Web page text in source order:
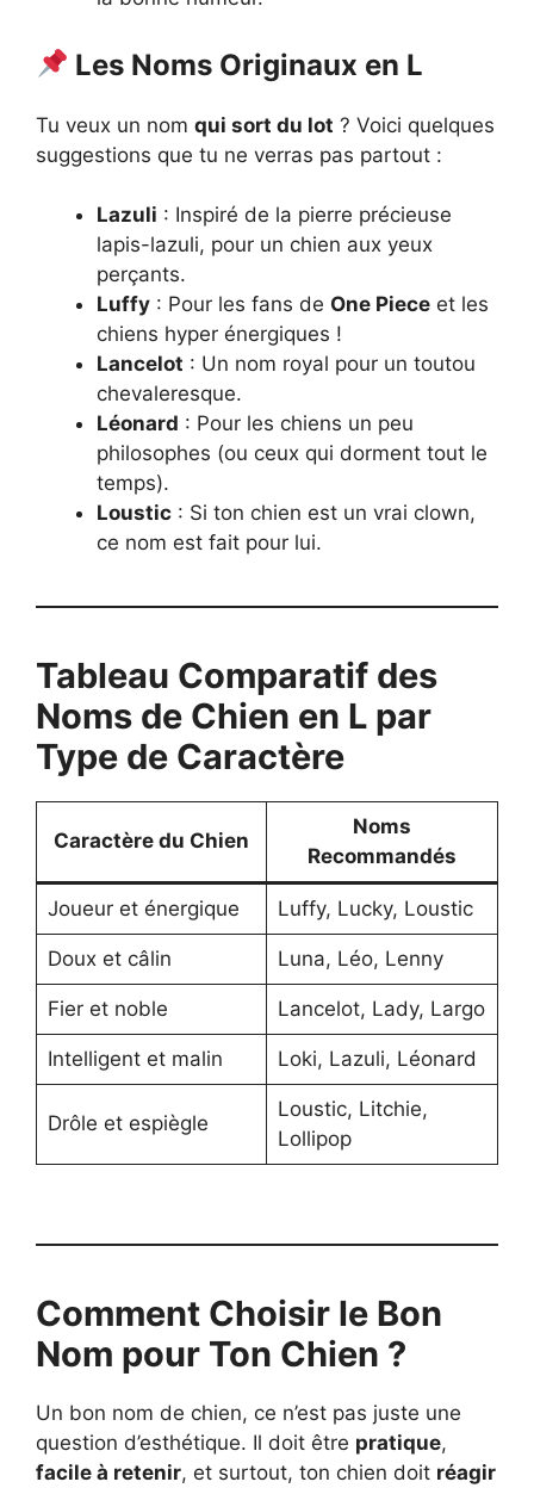
Les Noms Originaux en L
Tu veux un nom qui sort du lot ? Voici quelques
suggestions que tu ne verras pas partout :
Lazuli : Inspiré de la pierre précieuse
lapis-lazuli, pour un chien aux yeux
perçants.
Luffy : Pour les fans de One Piece et les
chiens hyper énergiques !
Lancelot : Un nom royal pour un toutou
chevaleresque.
Léonard : Pour les chiens un peu
philosophes (ou ceux qui dorment tout le
temps).
Loustic : Si ton chien est un vrai clown,
ce nom est fait pour lui.
Tableau Comparatif des
Noms de Chien en L par
Type de Caractère
Caractère du Chien
Noms
Recommandés
Joueur et énergique Luffy, Lucky, Loustic
Doux et câlin Luna, Léo, Lenny
Fier et noble Lancelot, Lady, Largo
Intelligent et malin Loki, Lazuli, Léonard
Drôle et espiègle
Loustic, Litchie,
Lollipop
Comment Choisir le Bon
Nom pour Ton Chien ?
Un bon nom de chien, ce n’est pas juste une
question d’esthétique. Il doit être pratique,
facile à retenir, et surtout, ton chien doit réagir